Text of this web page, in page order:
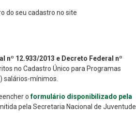
do seu cadastro no site
nº 12.933/2013 e Decreto Federal nº
no Cadastro Único para Programas
salários-mínimos.
oformulário disponibilizado pela
pela Secretaria Nacional de